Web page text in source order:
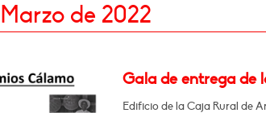
de 2022
Gala de entrega de
Edificio de la Caja Rural de